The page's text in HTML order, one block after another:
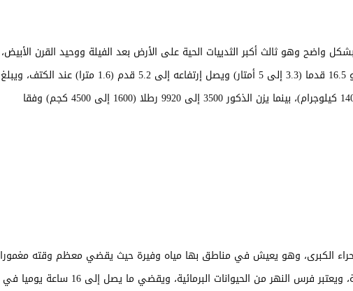
واضح وهو ثالث أكبر الثدييات الحية على الأرض بعد الفيلة ووحيد القرن الأبيض،
ويصل طول فرس لنهر إلى ما بين 10.8 و 16.5 قدما (3.3 إلى 5 أمتار) ويصل إرتفاعه إلى 5.2 قدم (1.6 مترا) عند الكتف، ويبلغ
متوسط وزن الأنثى حوالي 3000 رطل (1400 كيلوجرام)، بينما يزن الذكور 3500 إلى 9920 رطلا (1600 إلى 4500 كجم) وفقا
الكبرى، وهو يعيش في مناطق بها مياه وفيرة حيث يقضي معظم وقته مغمورا
في الماء للحفاظ على بشرته باردة ورطبة، ويعتبر فرس النهر من الحيوانات البرمائية، ويقضي ما يصل إلى 16 ساعة يوميا في